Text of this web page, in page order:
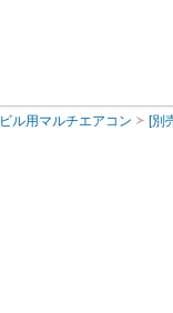
ビル用マルチエアコン [別